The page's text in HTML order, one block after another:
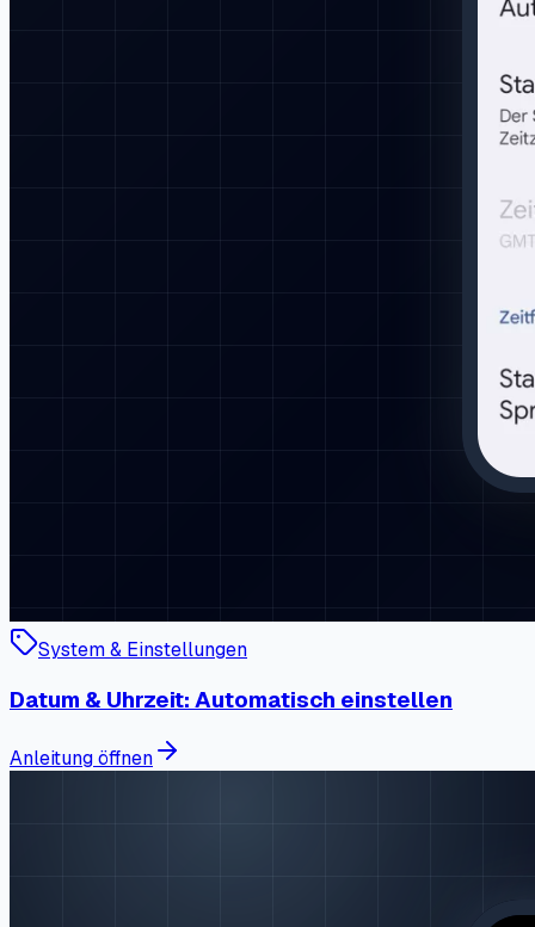
System & Einstellungen
Datum & Uhrzeit: Automatisch einstellen
Anleitung öffnen